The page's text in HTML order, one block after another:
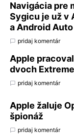
Navigácia pre
Sygicu je už v
a Android Auto
pridaj komentár
Apple
dvoch
pridaj komentár
Apple žaluje
špionáž
pridaj komentár